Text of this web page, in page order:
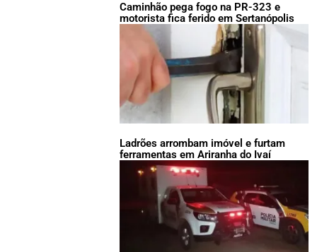
Caminhão pega fogo na PR-323 e
motorista fica ferido em Sertanópolis
Ladrões arrombam imóvel e furtam
ferramentas em Ariranha do Ivaí